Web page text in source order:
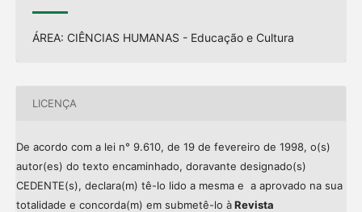
ÁREA: CIÊNCIAS HUMANAS - Educação e Cultura
LICENÇA
De acordo com a lei n° 9.610, de 19 de fevereiro de 1998, o(s)
autor(es) do texto encaminhado, doravante designado(s)
CEDENTE(s), declara(m) tê-lo lido a mesma e a aprovado na sua
totalidade e concorda(m) em submetê-lo àRevista